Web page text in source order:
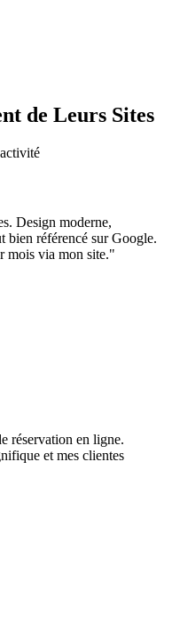
de Leurs Sites
Design moderne,
bien référencé sur Google.
mois via mon site."
réservation en ligne.
et mes clientes